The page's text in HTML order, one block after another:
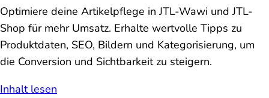
Optimiere deine Artikelpflege in JTL-Wawi und JTL-
Shop für mehr Umsatz. Erhalte wertvolle Tipps zu
Produktdaten, SEO, Bildern und Kategorisierung, um
die Conversion und Sichtbarkeit zu steigern.
Inhalt lesen